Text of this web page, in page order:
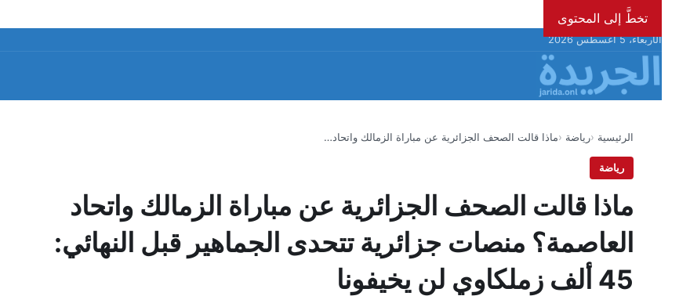
تخطَّ إلى المحتوى
الأربعاء، 5 أغسطس 2026
الرئيسية رياضة ماذا قالت الصحف الجزائرية عن مباراة الزمالك واتحاد…
رياضة
ماذا قالت الصحف الجزائرية عن مباراة الزمالك واتحاد
العاصمة؟ منصات جزائرية تتحدى الجماهير قبل النهائي:
45 ألف زملكاوي لن يخيفونا